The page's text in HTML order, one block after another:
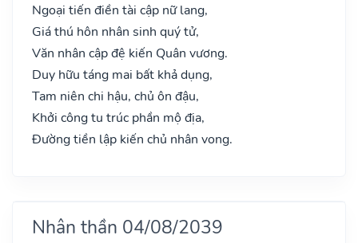
Ngoại tiến điền tài cập nữ lang,
Giá thú hôn nhân sinh quý tử,
Văn nhân cập đệ kiến Quân vương.
Duy hữu táng mai bất khả dụng,
Tam niên chi hậu, chủ ôn đậu,
Khởi công tu trúc phần mộ địa,
Đường tiền lập kiến chủ nhân vong.
Nhân thần 04/08/2039